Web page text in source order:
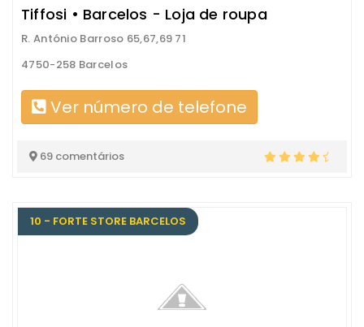
Tiffosi • Barcelos - Loja de roupa
R. António Barroso 65,67,69 71
4750-258 Barcelos
Ver número de telefone
69 comentários
10 - FORTE STORE BARCELOS